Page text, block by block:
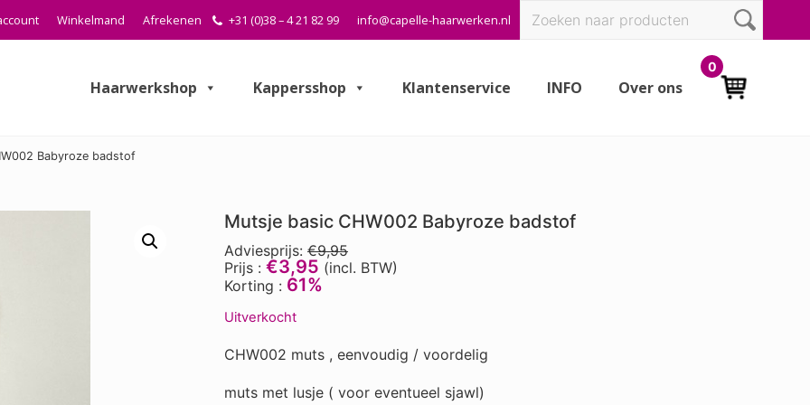
Winkelmand Afrekenen +31 (0)38 – 4 21 82 99 info@capelle-haarwerken.nl
naar:
Haarwerkshop Kappersshop Klantenservice INFO Over ons
0
Babyroze badstof
Mutsje basic CHW002 Babyroze badstof
Adviesprijs: €9,95
Prijs : €3,95 (incl. BTW)
Korting : 61%
Uitverkocht
CHW002 muts , eenvoudig / voordelig
muts met lusje ( voor eventueel sjawl)